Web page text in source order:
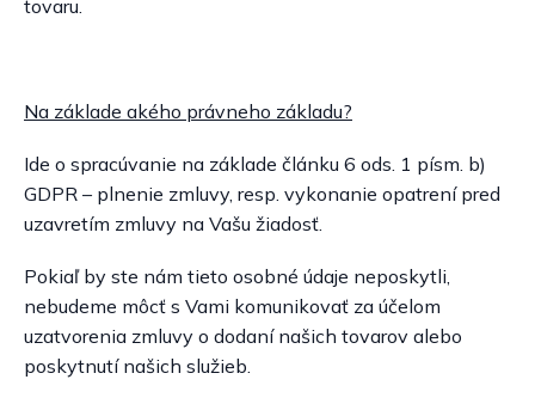
tovaru.
Na základe akého právneho základu?
Ide o spracúvanie na základe článku 6 ods. 1 písm. b)
GDPR – plnenie zmluvy, resp. vykonanie opatrení pred
uzavretím zmluvy na Vašu žiadosť.
Pokiaľ by ste nám tieto osobné údaje neposkytli,
nebudeme môcť s Vami komunikovať za účelom
uzatvorenia zmluvy o dodaní našich tovarov alebo
poskytnutí našich služieb.